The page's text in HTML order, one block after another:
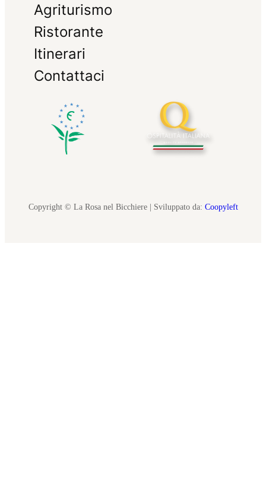
Agriturismo
Ristorante
Itinerari
Contattaci
Copyright © La Rosa nel Bicchiere | Sviluppato da: Coopyleft